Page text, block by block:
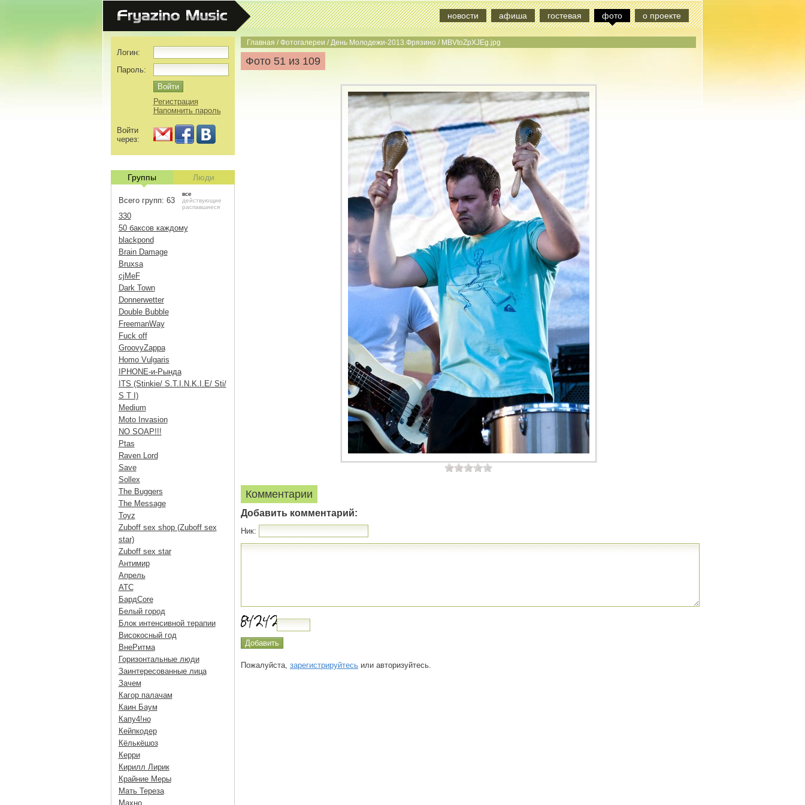
новости афиша гостевая фото о проекте
Главная /Фотогалереи / День Молодежи-2013.Фрязино / MBVtoZpXJEg.jpg
Фото 51 из 109
Комментарии
Добавить комментарий:
Ник:
Пожалуйста, зарегистрируйтесь или авторизуйтесь.
Логин:
Пароль:
Регистрация
Напомнить пароль
Войти
через:
Группы Люди
Всего групп: 63
все
действующие
распавшиеся
330
50 баксов каждому
blackpond
Brain Damage
Bruxsa
cjMeF
Dark Town
Donnerwetter
Double Bubble
FreemanWay
Fuck off
GroovyZappa
Homo Vulgaris
IPHONE-и-Рында
ITS (Stinkie/ S.T.I.N.K.I.E/ Sti/
S T I)
Medium
Moto Invasion
NO SOAP!!!
Ptas
Raven Lord
Save
Sollex
The Buggers
The Message
Toyz
Zuboff sex shop (Zuboff sex
star)
Zuboff sex star
Антимир
Апрель
АТС
БардCore
Белый город
Блок интенсивной терапии
Високосный год
ВнеРитма
Горизонтальные люди
Заинтересованные лица
Зачем
Кагор палачам
Каин Баум
Капу4!но
Кейпкодер
Кёлькёшоз
Керри
Кирилл Лирик
Крайние Меры
Мать Тереза
Махно